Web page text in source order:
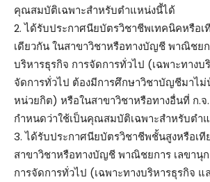
คุณสมบัติเฉพาะสำหรับตำแหน่งนี้ได้
2. ได้รับประกาศนียบัตรวิชาชีพเทคนิคหรือเ
เดียวกัน ในสาขาวิชาหรือทางบัญชี พาณิชยก
บริหารธุรกิจ การจัดการทั่วไป (เฉพาะทางบ
จัดการทั่วไป ต้องมีการศึกษาวิชาบัญชีมาไม่
หน่วยกิต) หรือในสาขาวิชาหรือทางอื่นที่ ก.จ
กำหนดว่าใช้เป็นคุณสมบัติเฉพาะสำหรับตำ
3. ได้รับประกาศนียบัตรวิชาชีพชั้นสูงหรือเ
สาขาวิชาหรือทางบัญชี พาณิชยการ เลขานุก
การจัดการทั่วไป (เฉพาะทางบริหารธุรกิจ แ